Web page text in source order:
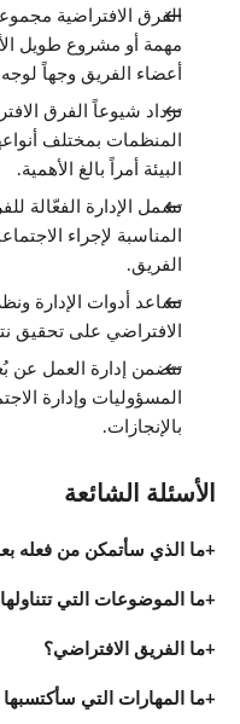
الفرق الافتراضية
مهمة أو مشروع طويل
أعضاء الفريق وجهاً
تزداد شيوعاً الفرق
المنظمات بمختلف
البيئة أمراً بالغ الأهمية.
تشمل الإدارة الفعّالة
المناسبة لإجراء
الفريق.
تساعد أدوات الإدارة
الافتراضي على تحقيق
تتضمن إدارة العمل عن
المسؤوليات وإدارة
بالإنجازات.
الأسئلة الشائعة
ما الذي سأتمكن من فعله
ما الموضوعات التي
ما الفريق الافتراضي؟
ما المهارات التي